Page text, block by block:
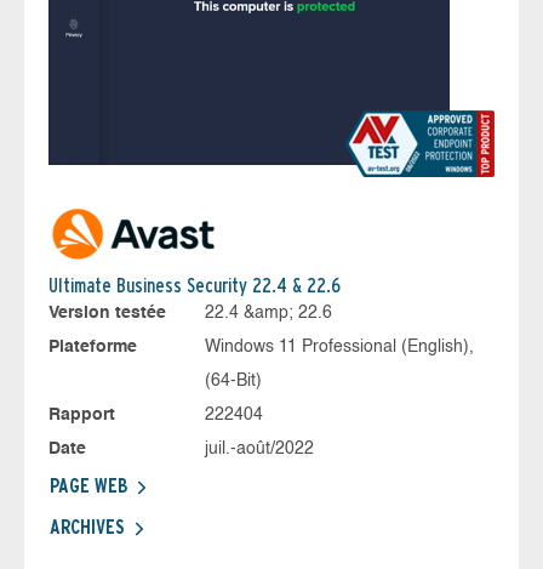
Ultimate Business Security 22.4 & 22.6
Version testée
22.4 &amp; 22.6
Plateforme
Windows 11 Professional (English),
(64-Bit)
Rapport
222404
Date
juil.-août/2022
PAGE WEB
ARCHIVES